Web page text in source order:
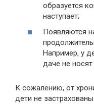
образуется
наступает;
Появляются
Например, у
даче не носят
К сожалению, от
дети не